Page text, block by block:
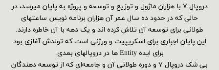
دروپال ۷ با هزاران ماژول و توزیع و توسعه و پروژه به پایان میرسد، در
حالی که در حدود ده سال عمر آن هزاران برنامه نویس ساعتهای
طولانی برای توسعه آن تلاش کرده اند و یک دهه با آن خاطره دارند.
این پایان اجباری برای اسکریپیت و ورژنی است که تولدش آغازی بود
برای ایده Entity ها در دروپالهای بعدی.
بی شک دروپال ۷ و دوره طولانی آن و جامعه‌ای که از توسعه دهندگان